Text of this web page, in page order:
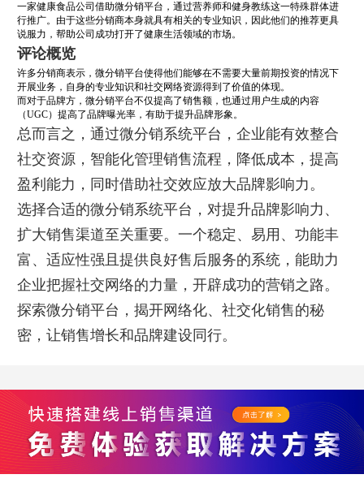
一家健康食品公司借助微分销平台，通过营养师和健身教练这一特殊群体进
行推广。由于这些分销商本身就具有相关的专业知识，因此他们的推荐更具
说服力，帮助公司成功打开了健康生活领域的市场。
评论概览
许多分销商表示，微分销平台使得他们能够在不需要大量前期投资的情况下
开展业务，自身的专业知识和社交网络资源得到了价值的体现。
而对于品牌方，微分销平台不仅提高了销售额，也通过用户生成的内容
（UGC）提高了品牌曝光率，有助于提升品牌形象。
总而言之，通过微分销系统平台，企业能有效整合
社交资源，智能化管理销售流程，降低成本，提高
盈利能力，同时借助社交效应放大品牌影响力。
选择合适的微分销系统平台，对提升品牌影响力、
扩大销售渠道至关重要。一个稳定、易用、功能丰
富、适应性强且提供良好售后服务的系统，能助力
企业把握社交网络的力量，开辟成功的营销之路。
探索微分销平台，揭开网络化、社交化销售的秘
密，让销售增长和品牌建设同行。